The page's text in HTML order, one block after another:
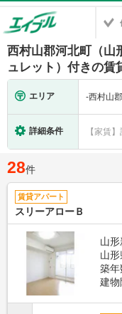
西村山郡河北町（山
ュレット）付きの賃
エリア -西村山
詳細条件 【家賃
28件
賃貸アパート
スリーアローＢ
山
山
築年
建物